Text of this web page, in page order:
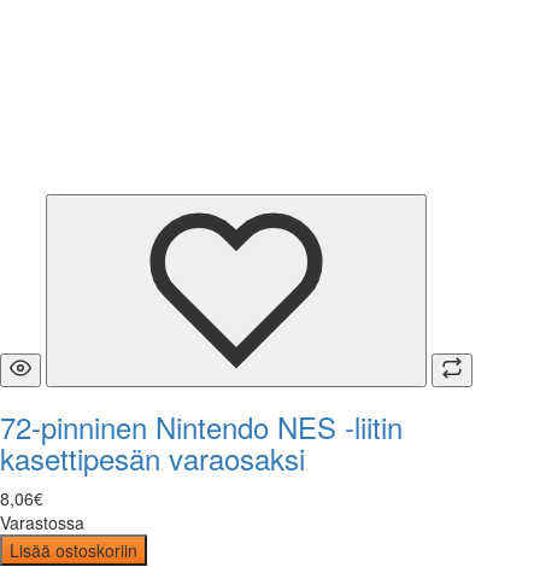
72-pinninen Nintendo NES -liitin
kasettipesän varaosaksi
8,06€
Varastossa
Lisää ostoskoriin